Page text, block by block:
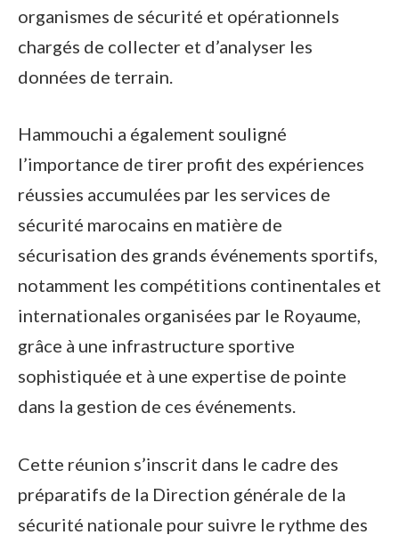
organismes de sécurité et opérationnels
chargés de collecter et d’analyser les
données de terrain.
Hammouchi a également souligné
l’importance de tirer profit des expériences
réussies accumulées par les services de
sécurité marocains en matière de
sécurisation des grands événements sportifs,
notamment les compétitions continentales et
internationales organisées par le Royaume,
grâce à une infrastructure sportive
sophistiquée et à une expertise de pointe
dans la gestion de ces événements.
Cette réunion s’inscrit dans le cadre des
préparatifs de la Direction générale de la
sécurité nationale pour suivre le rythme des